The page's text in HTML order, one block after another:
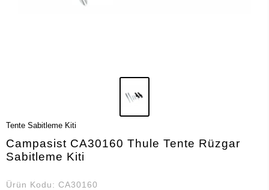
Tente Sabitleme Kiti
Campasist CA30160 Thule Tente Rüzgar
Sabitleme Kiti
Ürün Kodu: CA30160